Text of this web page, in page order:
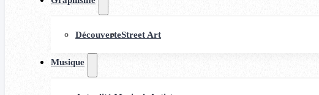
DécouverteStreet Art
Musique